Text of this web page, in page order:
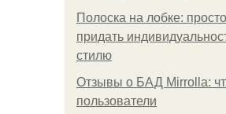
Полоска на лобке:
придать
стилю
Отзывы о БАД Mirrolla:
пользователи